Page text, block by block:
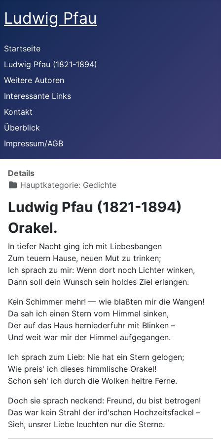
Ludwig Pfau
Startseite
Ludwig Pfau (1821-1894)
Weitere Autoren
Interessante Links
Kontakt
Überblick
Impressum/AGB
Details
Hauptkategorie: Gedichte
Ludwig Pfau (1821-1894)
Orakel.
In tiefer Nacht ging ich mit Liebesbangen
Zum teuern Hause, neuen Mut zu trinken;
Ich sprach zu mir: Wenn dort noch Lichter winken,
Dann soll dein Wunsch sein holdes Ziel erlangen.
Kein Schimmer mehr! — wie blaßten mir die Wangen!
Da sah ich einen Stern vom Himmel sinken,
Der auf das Haus herniederfuhr mit Blinken –
Und weit war mir der Himmel aufgegangen.
Ich sprach zum Lieb: Nie hat ein Stern gelogen;
Wie preis' ich dieses himmlische Orakel!
Schon seh' ich durch die Wolken heitre Ferne.
Doch sie sprach neckend: Freund, du bist betrogen!
Das war kein Strahl der ird'schen Hochzeitsfackel –
Sieh, unsrer Liebe leuchten nur die Sterne.